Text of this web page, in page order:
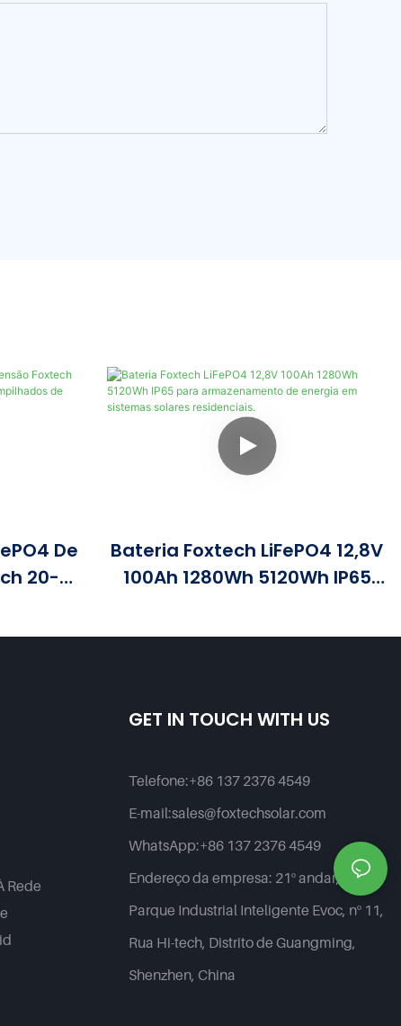
De
20-
100Ah
Bateria Foxtech LiFePO4 12,8V
100Ah 1280Wh 5120Wh IP65
Energia Em Sistemas Solares
Rede
GET IN TOUCH WITH US
Telefone:+86 137 2376 4549
E-mail:sales@foxtechsolar.com
WhatsApp:+86 137 2376 4549
Endereço da empresa: 21º andar,
Parque Industrial Inteligente Evoc, nº 11,
Rua Hi-tech, Distrito de Guangming,
Shenzhen, China